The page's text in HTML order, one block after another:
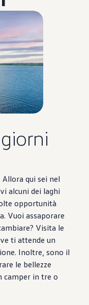
qui sei nel
alcuni dei laghi
opportunità
Vuoi assaporare
Visita le
ti attende un
Inoltre, sono il
le bellezze
camper in tre o